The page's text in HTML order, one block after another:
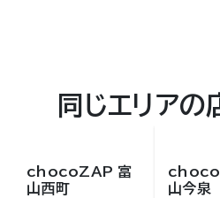
同じエリアの
chocoZAP 富
山西町
山今泉